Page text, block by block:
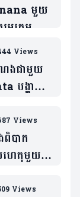
មួយ
ក្រុមសារ
Views
ងជាមួយ
បង្ហាញ
Views
ពិបាក
ហេតុមួយ
Views